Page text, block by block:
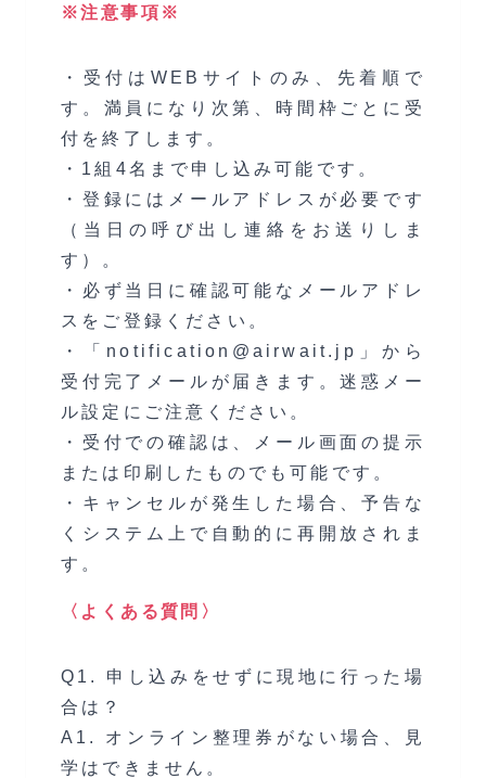
※注意事項※
・受付はWEBサイトのみ、先着順で
す。満員になり次第、時間枠ごとに受
付を終了します。
・1組4名まで申し込み可能です。
・登録にはメールアドレスが必要です
（当日の呼び出し連絡をお送りしま
す）。
・必ず当日に確認可能なメールアドレ
スをご登録ください。
・「notification@airwait.jp」から
受付完了メールが届きます。迷惑メー
ル設定にご注意ください。
・受付での確認は、メール画面の提示
または印刷したものでも可能です。
・キャンセルが発生した場合、予告な
くシステム上で自動的に再開放されま
す。
〈よくある質問〉
Q1. 申し込みをせずに現地に行った場
合は？
A1. オンライン整理券がない場合、見
学はできません。